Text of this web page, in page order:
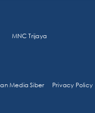
MNC Trijaya
Media Siber Privacy Policy